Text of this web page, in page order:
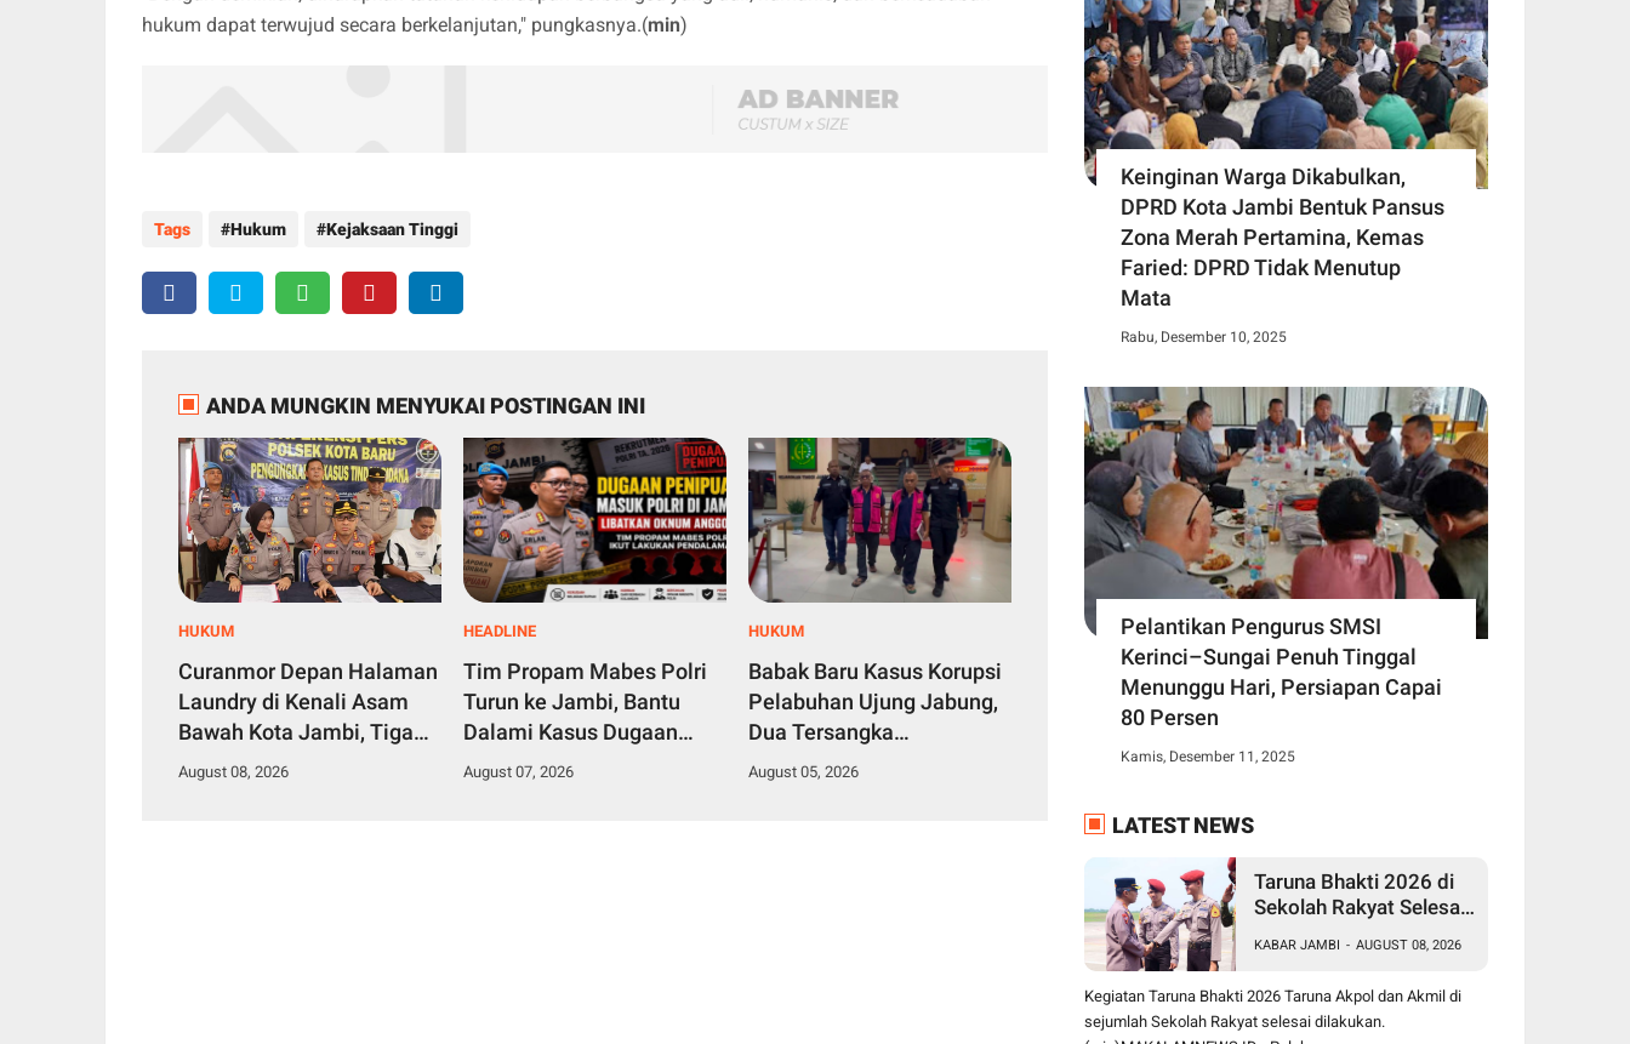
hukum dapat terwujud secara berkelanjutan," pungkasnya.(min)
Tags Hukum Kejaksaan Tinggi
ANDA MUNGKIN MENYUKAI POSTINGAN INI
HUKUM
Curanmor Depan Halaman
Laundry di Kenali Asam
Bawah Kota Jambi, Tiga
Pelaku Ditangkap Polisi
August 08, 2026
HEADLINE
Tim Propam Mabes Polri
Turun ke Jambi, Bantu
Dalami Kasus Dugaan
Penipuan Rekrutmen
August 07, 2026
HUKUM
Babak Baru Kasus Korupsi
Pelabuhan Ujung Jabung,
Dua Tersangka
Dilimpahkan ke JPU untuk
August 05, 2026
Keinginan Warga Dikabulkan,
DPRD Kota Jambi Bentuk Pansus
Zona Merah Pertamina, Kemas
Faried: DPRD Tidak Menutup
Mata
Rabu, Desember 10, 2025
Pelantikan Pengurus SMSI
Kerinci–Sungai Penuh Tinggal
Menunggu Hari, Persiapan Capai
80 Persen
Kamis, Desember 11, 2025
LATEST NEWS
Taruna Bhakti 2026 di
Sekolah Rakyat Selesai,
Menggunakan Hercules
A-7305
KABAR JAMBI - AUGUST 08, 2026
Kegiatan Taruna Bhakti 2026 Taruna Akpol dan Akmil di
sejumlah Sekolah Rakyat selesai dilakukan.